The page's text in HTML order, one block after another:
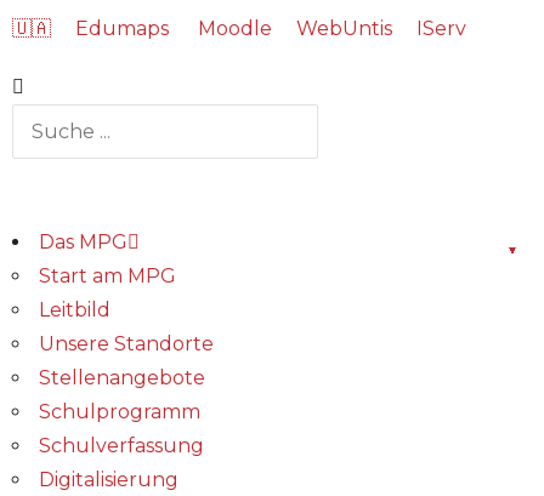
🇺🇦 Edumaps Moodle WebUntis IServ
Das MPG
Start am MPG
Leitbild
Unsere Standorte
Stellenangebote
Schulprogramm
Schulverfassung
Digitalisierung